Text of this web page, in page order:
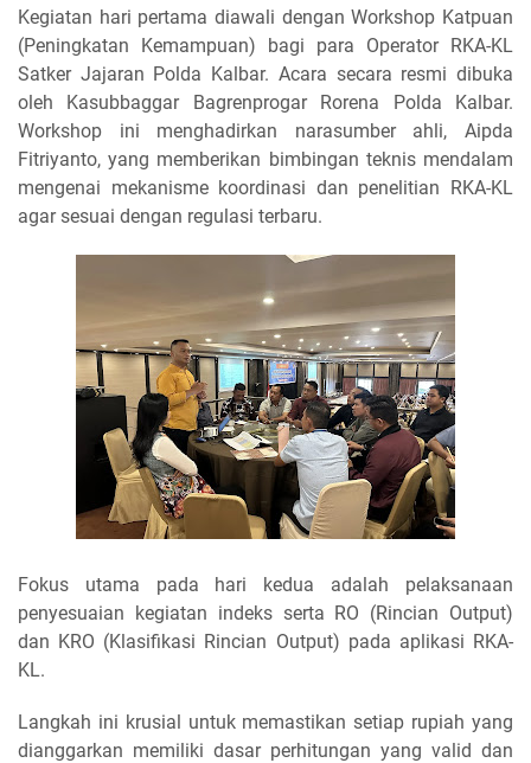
Kegiatan hari pertama diawali dengan Workshop Katpuan
(Peningkatan Kemampuan) bagi para Operator RKA-KL
Satker Jajaran Polda Kalbar. Acara secara resmi dibuka
oleh Kasubbaggar Bagrenprogar Rorena Polda Kalbar.
Workshop ini menghadirkan narasumber ahli, Aipda
Fitriyanto, yang memberikan bimbingan teknis mendalam
mengenai mekanisme koordinasi dan penelitian RKA-KL
agar sesuai dengan regulasi terbaru.
Fokus utama pada hari kedua adalah pelaksanaan
penyesuaian kegiatan indeks serta RO (Rincian Output)
dan KRO (Klasifikasi Rincian Output) pada aplikasi RKA-
KL.
Langkah ini krusial untuk memastikan setiap rupiah yang
dianggarkan memiliki dasar perhitungan yang valid dan